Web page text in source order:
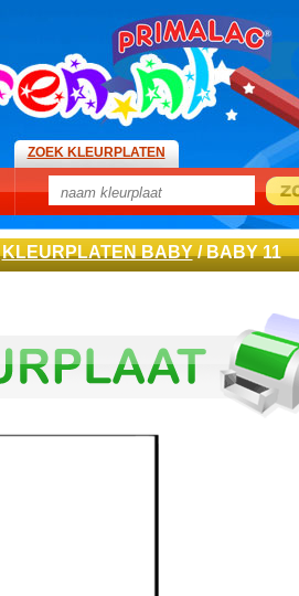
ZOEK KLEURPLATEN
KLEURPLATEN BABY/ BABY 11